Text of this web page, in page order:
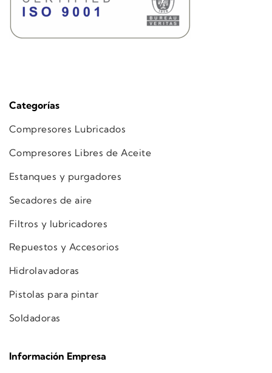
Categorías
Compresores Lubricados
Compresores Libres de Aceite
Estanques y purgadores
Secadores de aire
Filtros y lubricadores
Repuestos y Accesorios
Hidrolavadoras
Pistolas para pintar
Soldadoras
Información Empresa